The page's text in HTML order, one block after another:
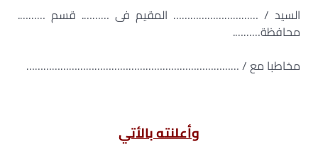
السيد / ………………………… المقيم فى ………. قسم ……….
محافظة……….
مخاطبا مع / …………………………………………………………………
وأعلنته بالأتي